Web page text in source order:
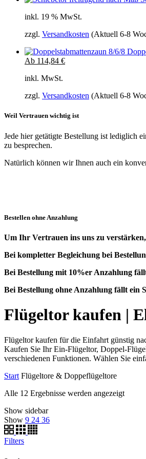
inkl. 19 % MwSt.
zzgl. Versandkosten (Aktuell 6-8
Ab 114,84 €
inkl. MwSt.
zzgl. Versandkosten (Aktuell 6-8
Weil Vertrauen wichtig ist
Jede hier getätigte Bestellung ist lediglich
zu besprechen.
Natürlich können wir Ihnen auch ein
Bestellen ohne Anzahlung
Um Ihr Vertrauen ins uns zu
Bei kompletter Begleichung bei
Bei Bestellung mit 10%er Anzahlung
Bei Bestellung ohne Anzahlung fällt ein
Flügeltor kaufen |
Flügeltor kaufen für die Einfahrt günstig
Kaufen Sie Ihr Ein-Flügeltor, Doppel-
verschiedenen Funktionen. Wählen Sie
Start Flügeltore & Doppeflügeltore
Alle 12 Ergebnisse werden angezeigt
Show sidebar
Show 9 24 36
Filters